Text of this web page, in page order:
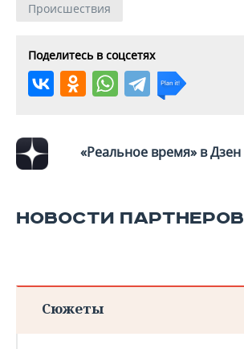
Происшествия
Поделитесь в соцсетях
«Реальное время» в Дзен
НОВОСТИ ПАРТНЕРОВ
Сюжеты